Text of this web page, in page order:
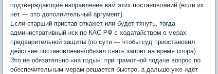
подтверждающие направление вам этих постановлений (если их
нет — это дополнительный аргумент).
Если старший пристав откажет или будет тянуть, тогда
административный иск по КАС РФ с ходатайством о мерах
предварительной защиты (по сути — чтобы суд приостановил
действие постановления/обязал снять запрет на время спора).
Это не обязательно «на годы»: при грамотной подаче вопрос по
обеспечительным мерам решается быстро, а дальше уже идёт